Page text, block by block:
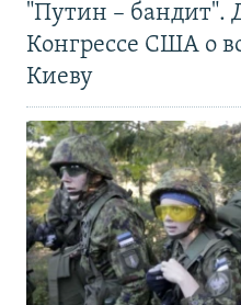
"Путин – бандит".
Конгрессе США о
Киеву